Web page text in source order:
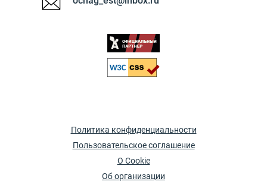
Политика конфиденциальности
Пользовательское соглашение
О Cookie
Об организации